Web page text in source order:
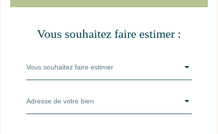
Vous souhaitez faire estimer :
Vous souhaitez faire estimer
Adresse de votre bien